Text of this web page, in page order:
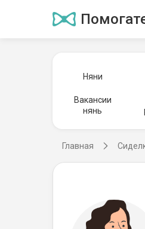
Няни
Вакансии
нянь
Главная